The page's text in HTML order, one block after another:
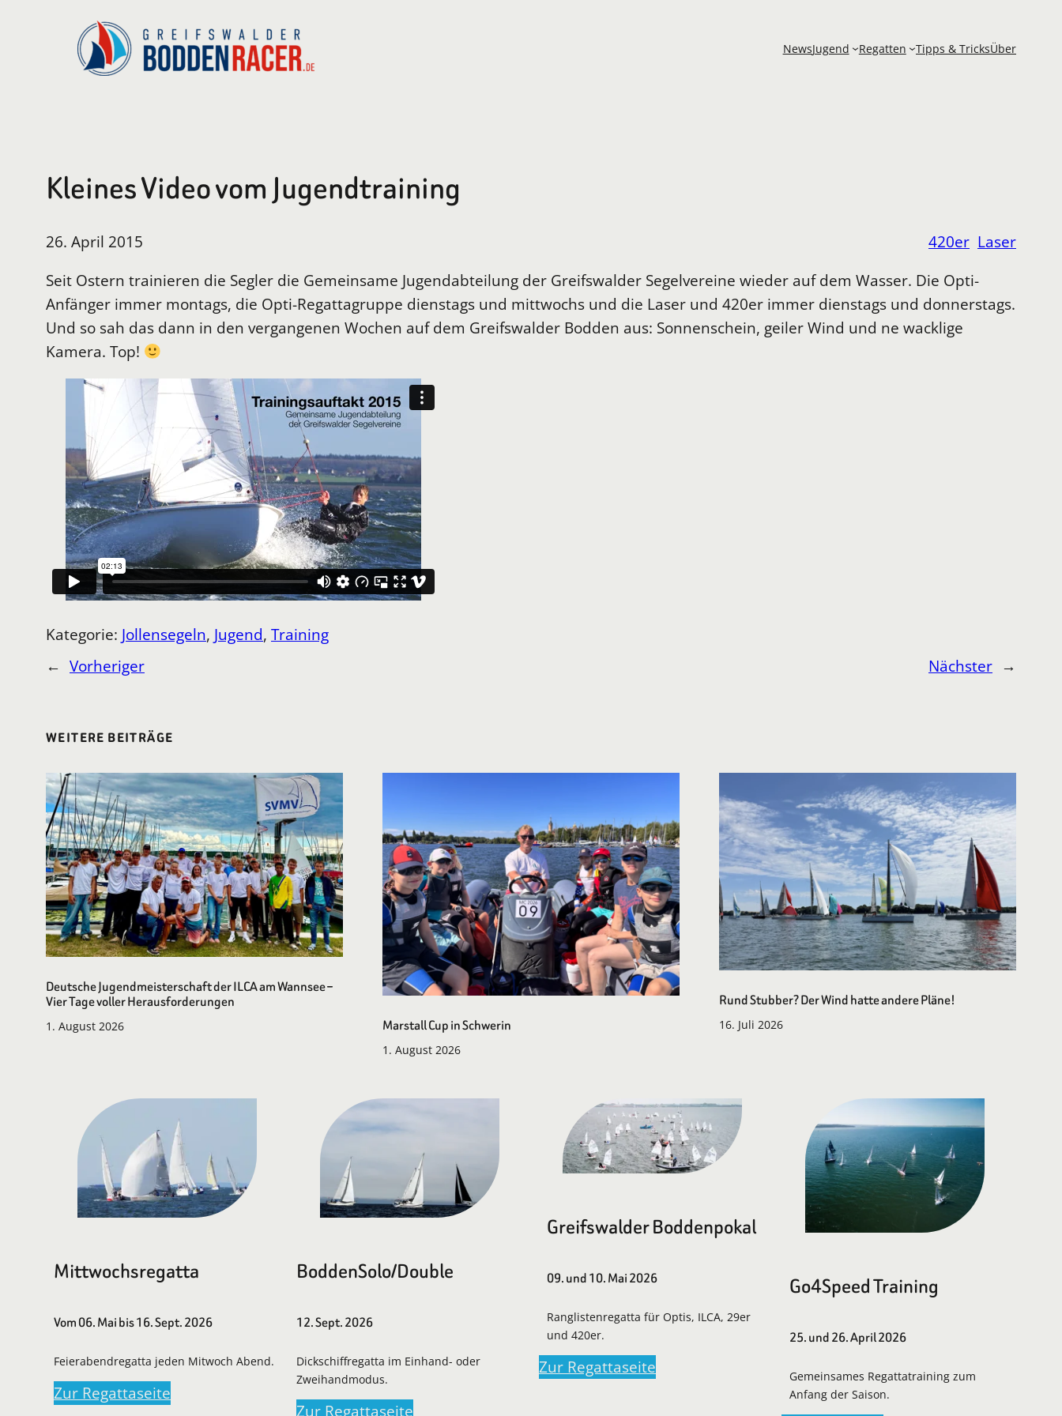
NewsJugend Regatten Tipps & TricksÜber
Kleines Video vom Jugendtraining
26. April 2015 420er Laser
Seit Ostern trainieren die Segler die Gemeinsame Jugendabteilung der Greifswalder Segelvereine wieder auf dem Wasser. Die Opti-
Anfänger immer montags, die Opti-Regattagruppe dienstags und mittwochs und die Laser und 420er immer dienstags und donnerstags.
Und so sah das dann in den vergangenen Wochen auf dem Greifswalder Bodden aus: Sonnenschein, geiler Wind und ne wacklige
Kamera. Top!
Kategorie: Jollensegeln, Jugend, Training
← Vorheriger Nächster →
WEITERE BEITRÄGE
Deutsche Jugendmeisterschaft der ILCA am Wannsee –
Vier Tage voller Herausforderungen
1. August 2026 Marstall Cup in Schwerin
1. August 2026
Rund Stubber? Der Wind hatte andere Pläne!
16. Juli 2026
Mittwochsregatta
Vom 06. Mai bis 16. Sept. 2026
Feierabendregatta jeden Mitwoch Abend.
Zur Regattaseite
BoddenSolo/Double
12. Sept. 2026
Dickschiffregatta im Einhand- oder
Zweihandmodus.
Zur Regattaseite
Greifswalder Boddenpokal
09. und 10. Mai 2026
Ranglistenregatta für Optis, ILCA, 29er
und 420er.
Zur Regattaseite
Go4Speed Training
25. und 26. April 2026
Gemeinsames Regattatraining zum
Anfang der Saison.